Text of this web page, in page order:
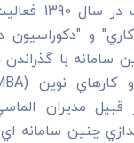
گروه معماري
و "دکوراسيون
سامانه با
قبيل مديران
چنين